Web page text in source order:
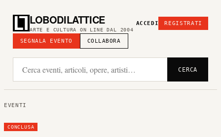
LOBODILATTICE
ARTE E CULTURA ON LINE DAL 2004
SEGNALA EVENTO COLLABORA
ACCEDI REGISTRATI
CERCA
EVENTI
CONCLUSA